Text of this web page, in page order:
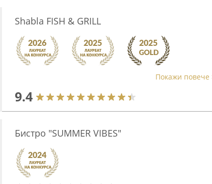
Shabla FISH & GRILL
Покажи повече
9.4
Бистро "SUMMER VIBES"